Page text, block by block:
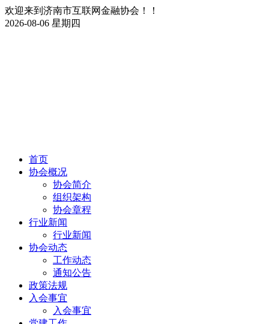
欢迎来到济南市互联网金融协会！！
2026-08-06 星期四
首页
协会概况
协会简介
组织架构
协会章程
行业新闻
行业新闻
协会动态
工作动态
通知公告
政策法规
入会事宜
入会事宜